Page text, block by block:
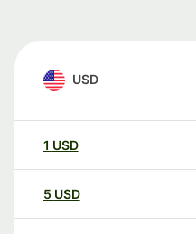
USD
1 USD
5 USD